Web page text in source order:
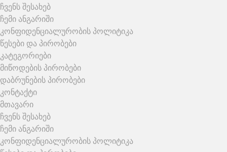
ჩვენს შესახებ
ჩემი ანგარიში
კონფიდენციალურობის პოლიტიკა
წესები და პირობები
კატეგორიები
მიწოდების პირობები
დაბრუნების პირობები
კონტაქტი
მთავარი
ჩვენს შესახებ
ჩემი ანგარიში
კონფიდენციალურობის პოლიტიკა